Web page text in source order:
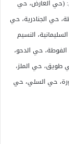
العارض، حي
حي الجنادرية، حي
النسيم
حي الدحو،
طويق، حي الملز،
حي السلي، حي